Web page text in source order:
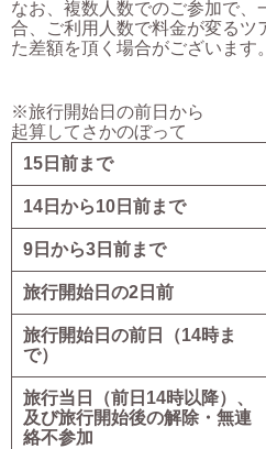
なお、複数人数でのご参加で、
合、ご利用人数で料金が変るツ
た差額を頂く場合がございます。
※旅行開始日の前日から
起算してさかのぼって
15日前まで
14日から10日前まで
9日から3日前まで
旅行開始日の2日前
旅行開始日の前日（14時ま
で）
旅行当日（前日14時以降）、
及び旅行開始後の解除・無連
絡不参加